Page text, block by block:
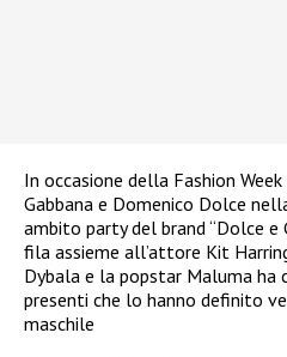
In occasione della Fashion
Gabbana e Domenico Dolce
ambito party del brand “Dolce e
fila assieme all’attore Kit
Dybala e la popstar Maluma
presenti che lo hanno definito
maschile